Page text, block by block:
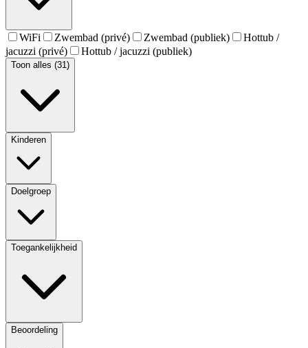
WiFi Zwembad (privé) Zwembad (publiek)
Hottub /
jacuzzi (privé)
Hottub / jacuzzi (publiek)
Toon alles (31)
Kinderen
Doelgroep
Toegankelijkheid
Beoordeling